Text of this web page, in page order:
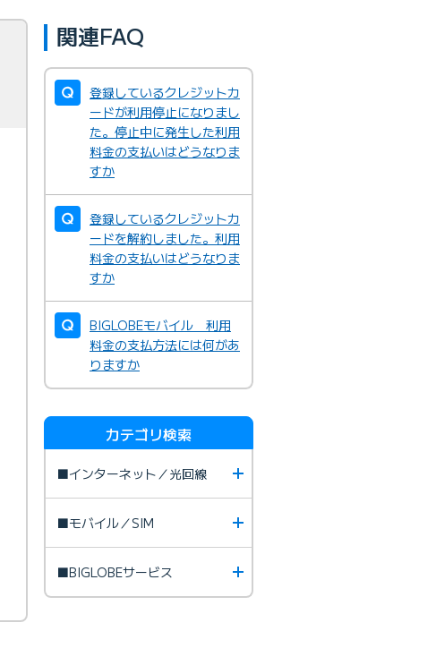
関連FAQ
登録しているクレジットカ
ードが利用停止になりまし
た。停止中に発生した利用
料金の支払いはどうなりま
すか
登録しているクレジットカ
ードを解約しました。利用
料金の支払いはどうなりま
すか
BIGLOBEモバイル 利用
料金の支払方法には何があ
りますか
カテゴリ検索
■インターネット／光回線
■モバイル／SIM
■BIGLOBEサービス